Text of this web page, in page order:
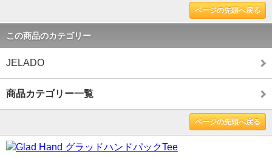
ページの先頭へ戻る
この商品のカテゴリー
JELADO
商品カテゴリー一覧
ページの先頭へ戻る